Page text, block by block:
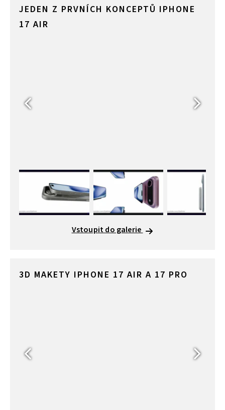
JEDEN Z PRVNÍCH KONCEPTŮ IPHONE
17 AIR
Vstoupit do galerie
3D MAKETY IPHONE 17 AIR A 17 PRO